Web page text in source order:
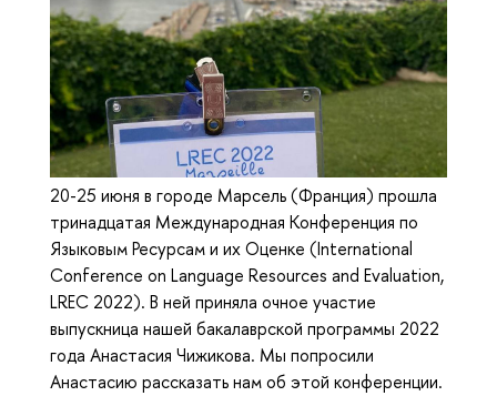
20-25 июня в городе Марсель (Франция) прошла
тринадцатая Международная Конференция по
Языковым Ресурсам и их Оценке (International
Conference on Language Resources and Evaluation,
LREC 2022). В ней приняла очное участие
выпускница нашей бакалаврской программы 2022
года Анастасия Чижикова. Мы попросили
Анастасию рассказать нам об этой конференции.